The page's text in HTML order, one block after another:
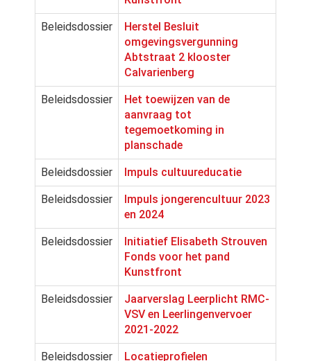
Beleidsdossier
Herstel Besluit
omgevingsvergunning
Abtstraat 2 klooster
Calvarienberg
Beleidsdossier
Het toewijzen van de
aanvraag tot
tegemoetkoming in
planschade
Beleidsdossier Impuls cultuureducatie
Beleidsdossier
Impuls jongerencultuur 2023
en 2024
Beleidsdossier
Initiatief Elisabeth Strouven
Fonds voor het pand
Kunstfront
Beleidsdossier
Jaarverslag Leerplicht RMC-
VSV en Leerlingenvervoer
2021-2022
Beleidsdossier
Locatieprofielen